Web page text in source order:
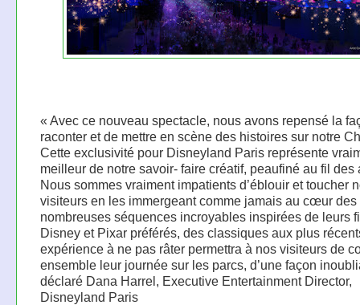
« Avec ce nouveau spectacle, nous avons repensé la
raconter et de mettre en scène des histoires sur notre
Cette exclusivité pour Disneyland Paris représente
meilleur de notre savoir- faire créatif, peaufiné au fil des
Nous sommes vraiment impatients d’éblouir et toucher
visiteurs en les immergeant comme jamais au cœur des
nombreuses séquences incroyables inspirées de leurs
Disney et Pixar préférés, des classiques aux plus
expérience à ne pas râter permettra à nos visiteurs de
ensemble leur journée sur les parcs, d’une façon
déclaré Dana Harrel, Executive Entertainment Director,
Disneyland Paris